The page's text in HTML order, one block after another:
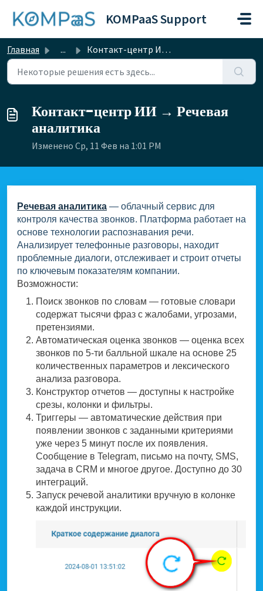
KOMPaaS Support
Главная ... Контакт-центр ИИ → Речевая аналитика
Контакт-центр ИИ → Речевая
аналитика
Изменено Ср, 11 Фев на 1:01 PM
Речевая аналитика — облачный сервис для
контроля качества звонков. Платформа работает на
основе технологии распознавания речи.
Анализирует телефонные разговоры, находит
проблемные диалоги, отслеживает и строит отчеты
по ключевым показателям компании.
Возможности:
Поиск звонков по словам — готовые словари
содержат тысячи фраз с жалобами, угрозами,
претензиями.
Автоматическая оценка звонков — оценка всех
звонков по 5-ти балльной шкале на основе 25
количественных параметров и лексического
анализа разговора.
Конструктор отчетов — доступны к настройке
срезы, колонки и фильтры.
Триггеры — автоматические действия при
появлении звонков с заданными критериями
уже через 5 минут после их появления.
Сообщение в Telegram, письмо на почту, SMS,
задача в CRM и многое другое. Доступно до 30
интеграций.
Запуск речевой аналитики вручную в колонке
каждой инструкции.